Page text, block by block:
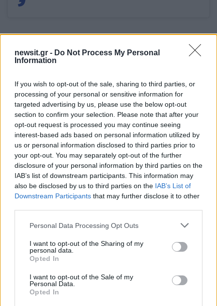
newsit.gr - Do Not Process My Personal
Information
If you wish to opt-out of the sale, sharing to third parties, or
processing of your personal or sensitive information for
targeted advertising by us, please use the below opt-out
section to confirm your selection. Please note that after your
opt-out request is processed you may continue seeing
interest-based ads based on personal information utilized by
us or personal information disclosed to third parties prior to
your opt-out. You may separately opt-out of the further
disclosure of your personal information by third parties on the
IAB’s list of downstream participants. This information may
also be disclosed by us to third parties on the IAB’s List of
Downstream Participants that may further disclose it to other
Please note that this website/app uses one or more Google
not limited to your visit or usage behaviour. You may click to
grant or deny consent to Google and its third-party tags to
use your data for below specified purposes in below Google
consent section.
Personal Data Processing Opt Outs
I want to opt-out of the Sharing of my
personal data.
Opted In
I want to opt-out of the Sale of my
Personal Data.
Opted In
Όσοι λοιπόν είδατε αυτό το βιντεάκι λίγων μόλις
δευτερολέπτων πείτε ένα μπράβο στον εαυτό
σας και τον/την σύντροφό σας, ακόμα και αν το
γρήγορο σ’ αγαπώ πριν παραδοθείτε κατάκοποι
στο κρεβάτι! Η αγάπη δεν χρειάζεται να θυμίζει
ρομαντική κωμωδία για να είναι αληθινή,
χρειάζεται απλά με τον δικό της μοναδικό τρόπο
να συνεχίσει να υπάρχει παρά τις αντιξοότητες
και τις δυσκολίες της καθημερινότητας»,
ανέφερε η Εριέττα Κούρκουλου Λάτση στην
ανάρτησή της.
ΔΙΑΦΗΜΙΣΗ